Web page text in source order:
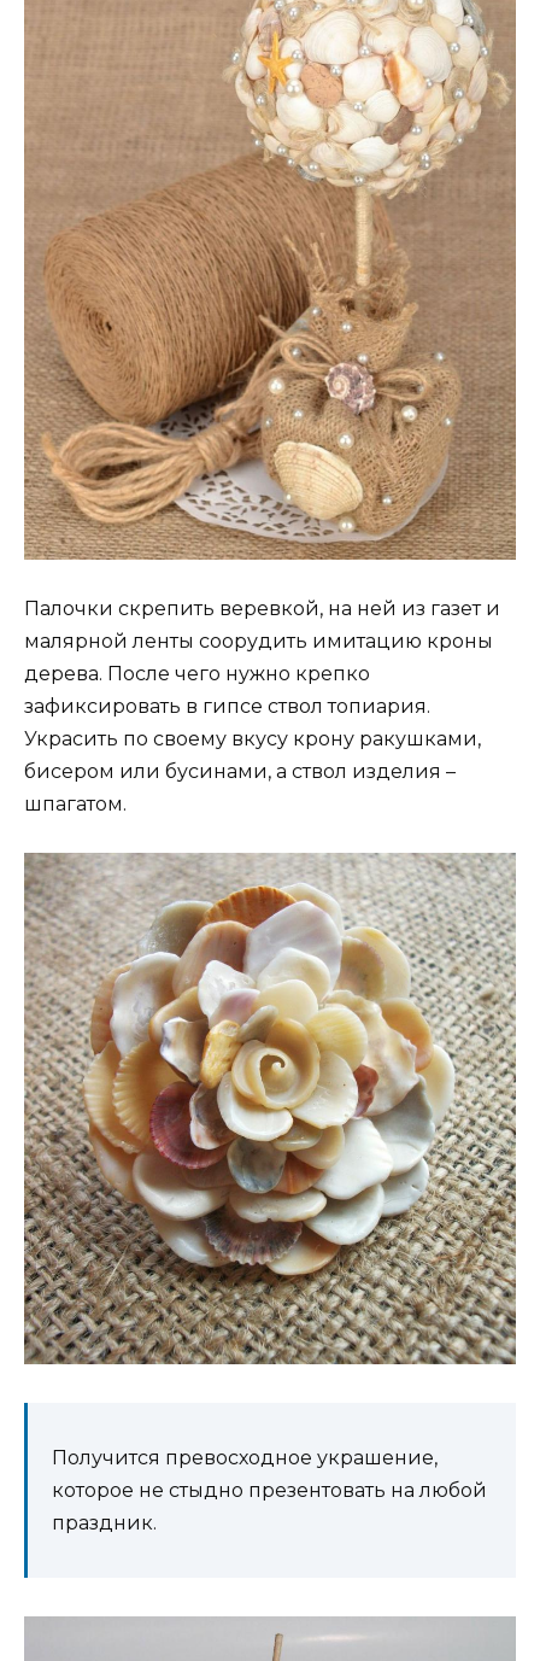
Палочки скрепить веревкой, на ней из газет и
малярной ленты соорудить имитацию кроны
дерева. После чего нужно крепко
зафиксировать в гипсе ствол топиария.
Украсить по своему вкусу крону ракушками,
бисером или бусинами, а ствол изделия –
шпагатом.
Получится превосходное украшение,
которое не стыдно презентовать на любой
праздник.